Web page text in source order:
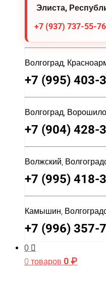
Элиста,
+7 (937) 737-55-76
Волгоград,
+7 (995) 403-
Волгоград,
+7 (904) 428-
Волжский,
+7 (995) 418-
Камышин,
+7 (996) 357-
0
0 товаров 0 ₽